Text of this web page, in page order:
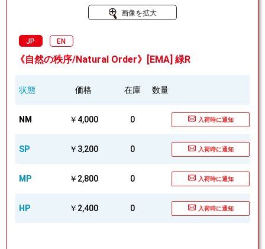
画像を拡大
JP EN
《自然の秩序/Natural Order》[EMA] 緑R
状態 価格 在庫 数量
NM ￥4,000 0 入荷時に通知
SP ￥3,200 0 入荷時に通知
MP ￥2,800 0 入荷時に通知
HP ￥2,400 0 入荷時に通知